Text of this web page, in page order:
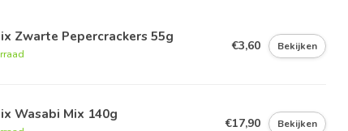
Zwarte Pepercrackers 55g
€3,60 Bekijken
Wasabi Mix 140g
€17,90 Bekijken